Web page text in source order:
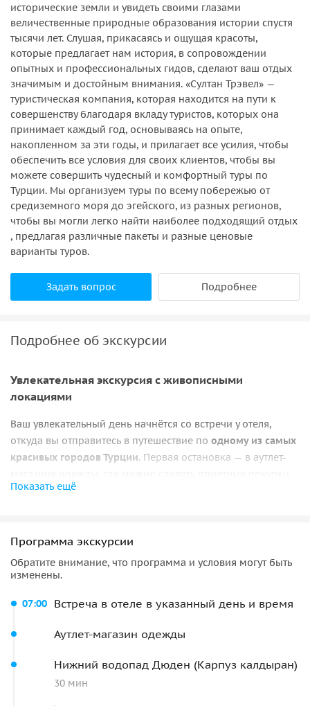
исторические земли и увидеть своими глазами
величественные природные образования истории спустя
тысячи лет. Слушая, прикасаясь и ощущая красоты,
которые предлагает нам история, в сопровождении
опытных и профессиональных гидов, сделают ваш отдых
значимым и достойным внимания. «Султан Трэвел» —
туристическая компания, которая находится на пути к
совершенству благодаря вкладу туристов, которых она
принимает каждый год, основываясь на опыте,
накопленном за эти годы, и прилагает все усилия, чтобы
обеспечить все условия для своих клиентов, чтобы вы
можете совершить чудесный и комфортный туры по
Турции. Мы организуем туры по всему побережью от
средиземного моря до эгейского, из разных регионов,
чтобы вы могли легко найти наиболее подходящий отдых
, предлагая различные пакеты и разные ценовые
варианты туров.
Задать вопрос Подробнее
Подробнее об экскурсии
Увлекательная экскурсия с живописными
локациями
Ваш увлекательный день начнётся со встречи у отеля,
откуда вы отправитесь в путешествие по одному из самых
красивых городов Турции. Первая остановка — в аутлет-
Затем вы отправитесь к живописному Нижнему водопаду
бурлящих потоков.
История и культура Турции
далее — насыщенная пешеходная экскурсия по старому
городу Калеичи. Вы увидите Ворота Адриана, послушаете
Пройдёте мимо мощных внешних стен — древних
укреплений, сохранившихся со времён античности.
Показать ещё
Программа экскурсии
Обратите внимание, что программа и условия могут быть
изменены.
07:00 Встреча в отеле в указанный день и время
Аутлет-магазин одежды
Нижний водопад Дюден (Карпуз калдыран)
30 мин